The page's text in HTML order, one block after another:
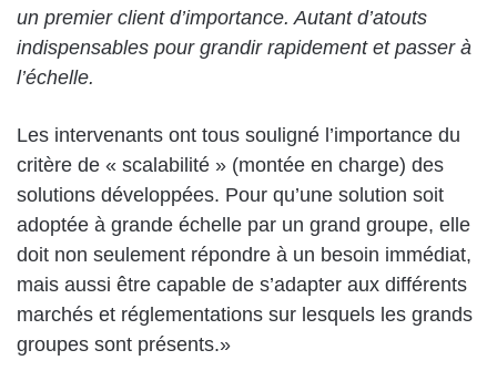
un premier client d’importance. Autant d’atouts
indispensables pour grandir rapidement et passer à
l’échelle.
Les intervenants ont tous souligné l’importance du
critère de « scalabilité » (montée en charge) des
solutions développées. Pour qu’une solution soit
adoptée à grande échelle par un grand groupe, elle
doit non seulement répondre à un besoin immédiat,
mais aussi être capable de s’adapter aux différents
marchés et réglementations sur lesquels les grands
groupes sont présents.»